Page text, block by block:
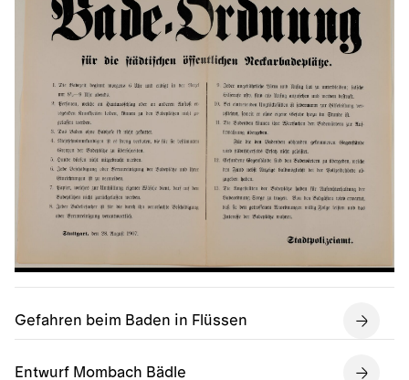
Gefahren beim Baden in Flüssen
Entwurf Mombach Bädle